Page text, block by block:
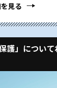
見る
保護」につい